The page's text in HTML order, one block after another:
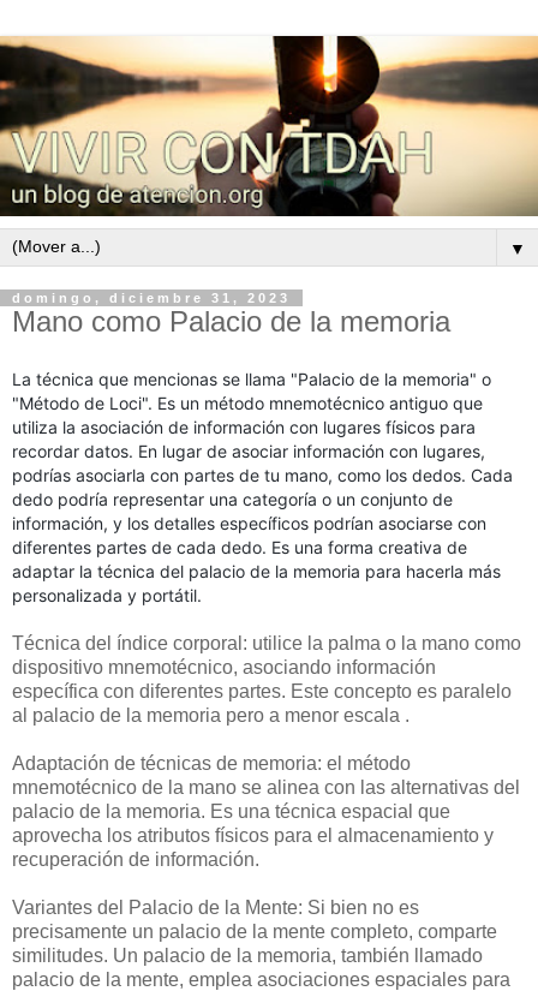
▼
domingo, diciembre 31, 2023
Mano como Palacio de la memoria
La técnica que mencionas se llama "Palacio de la memoria" o
"Método de Loci". Es un método mnemotécnico antiguo que
utiliza la asociación de información con lugares físicos para
recordar datos. En lugar de asociar información con lugares,
podrías asociarla con partes de tu mano, como los dedos. Cada
dedo podría representar una categoría o un conjunto de
información, y los detalles específicos podrían asociarse con
diferentes partes de cada dedo. Es una forma creativa de
adaptar la técnica del palacio de la memoria para hacerla más
personalizada y portátil.
Técnica del índice corporal: utilice la palma o la mano como
dispositivo mnemotécnico, asociando información
específica con diferentes partes. Este concepto es paralelo
al palacio de la memoria pero a menor escala .
Adaptación de técnicas de memoria: el método
mnemotécnico de la mano se alinea con las alternativas del
palacio de la memoria. Es una técnica espacial que
aprovecha los atributos físicos para el almacenamiento y
recuperación de información.
Variantes del Palacio de la Mente: Si bien no es
precisamente un palacio de la mente completo, comparte
similitudes. Un palacio de la memoria, también llamado
palacio de la mente, emplea asociaciones espaciales para